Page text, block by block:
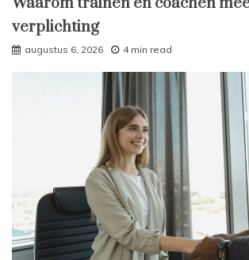
verplichting
augustus 6, 2026 4 min read